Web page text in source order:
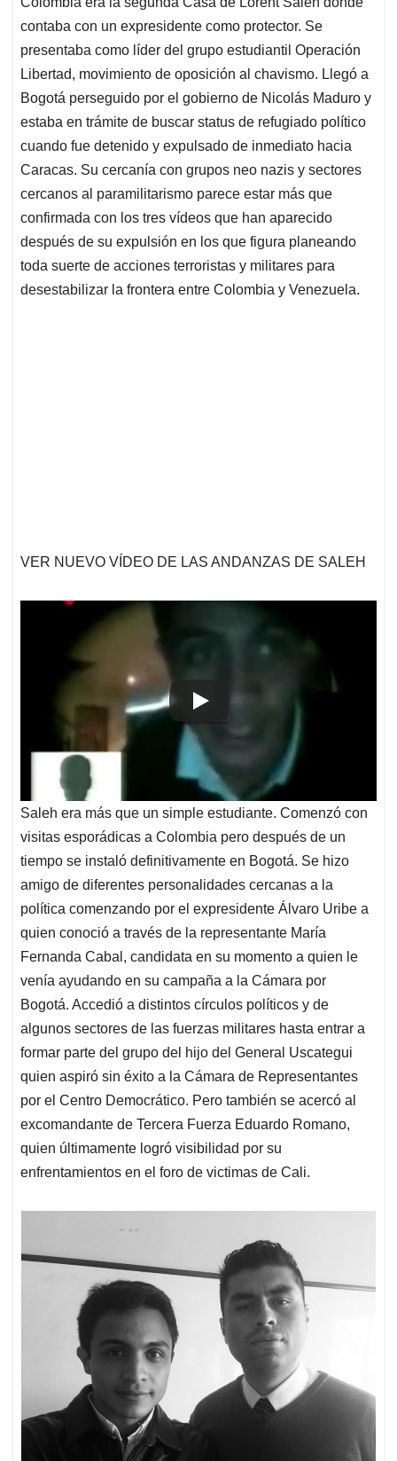
s
A
p
p
b
o
o
k
e
d
I
n
l
a
d
s
contaba con un expresidente como protector. Se
presentaba como líder del grupo estudiantil Operación
Libertad, movimiento de oposición al chavismo. Llegó a
Bogotá perseguido por el gobierno de Nicolás Maduro y
estaba en trámite de buscar status de refugiado político
cuando fue detenido y expulsado de inmediato hacia
Caracas. Su cercanía con grupos neo nazis y sectores
cercanos al paramilitarismo parece estar más que
confirmada con los tres vídeos que han aparecido
después de su expulsión en los que figura planeando
toda suerte de acciones terroristas y militares para
desestabilizar la frontera entre Colombia y Venezuela.
VER NUEVO VÍDEO DE LAS ANDANZAS DE SALEH
Saleh era más que un simple estudiante. Comenzó con
visitas esporádicas a Colombia pero después de un
tiempo se instaló definitivamente en Bogotá. Se hizo
amigo de diferentes personalidades cercanas a la
política comenzando por el expresidente Álvaro Uribe a
quien conoció a través de la representante María
Fernanda Cabal, candidata en su momento a quien le
venía ayudando en su campaña a la Cámara por
Bogotá. Accedió a distintos círculos políticos y de
algunos sectores de las fuerzas militares hasta entrar a
formar parte del grupo del hijo del General Uscategui
quien aspiró sin éxito a la Cámara de Representantes
por el Centro Democrático. Pero también se acercó al
excomandante de Tercera Fuerza Eduardo Romano,
quien últimamente logró visibilidad por su
enfrentamientos en el foro de victimas de Cali.